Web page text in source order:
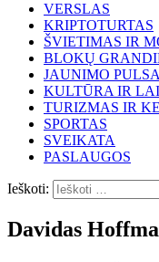
VERSLAS
KRIPTOTURTAS
ŠVIETIMAS IR
BLOKŲ
JAUNIMO
KULTŪRA IR
TURIZMAS IR
SPORTAS
SVEIKATA
PASLAUGOS
Ieškoti:
Davidas